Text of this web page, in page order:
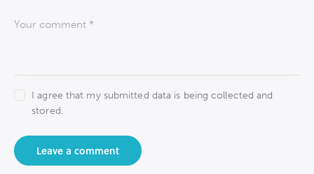
I agree that my submitted data is being collected and
stored.